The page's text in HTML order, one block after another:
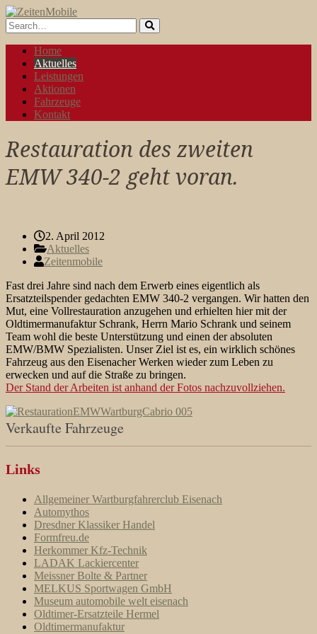
Home
Aktuelles
Leistungen
Aktionen
Fahrzeuge
Kontakt
Restauration des zweiten
EMW 340-2 geht voran.
2. April 2012
Aktuelles
Zeitenmobile
Fast drei Jahre sind nach dem Erwerb eines eigentlich als
Ersatzteilspender gedachten EMW 340-2 vergangen. Wir hatten den
Mut, eine Vollrestauration anzugehen und erhielten hier mit der
Oldtimermanufaktur Schrank, Herrn Mario Schrank und seinem
Team wohl die beste Unterstützung und einen der absoluten
EMW/BMW Spezialisten. Unser Ziel ist es, ein wirklich schönes
Fahrzeug aus den Eisenacher Werken wieder zum Leben zu
erwecken und auf die Straße zu bringen.
Der Stand der Arbeiten ist anhand der Fotos nachzuvollziehen.
Verkaufte Fahrzeuge
Links
Allgemeiner Wartburgfahrerclub Eisenach
Automythos
Dresdner Klassiker Handel
Formfreu.de
Herkommer Kfz-Technik
LADAK Lackiercenter
Meissner Bolte & Partner
MELKUS Sportwagen GmbH
Museum automobile welt eisenach
Oldtimer-Ersatzteile Hermel
Oldtimermanufaktur